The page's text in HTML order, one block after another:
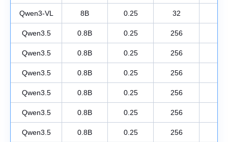
Qwen3-VL 8B 0.25 32
Qwen3.5 0.8B 0.25 256
Qwen3.5 0.8B 0.25 256
Qwen3.5 0.8B 0.25 256
Qwen3.5 0.8B 0.25 256
Qwen3.5 0.8B 0.25 256
Qwen3.5 0.8B 0.25 256